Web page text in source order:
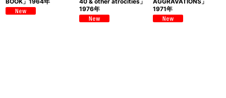
1976年
1971年